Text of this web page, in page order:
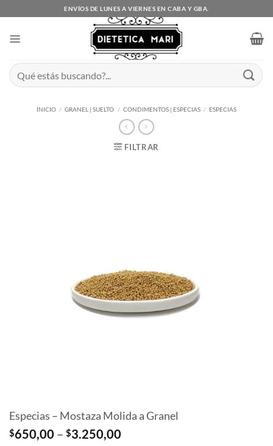
al
ENVÍOS DE LUNES A VIERNES EN CABA Y GBA.
Buscar
por:
INICIO / GRANEL | SUELTO / CONDIMENTOS | ESPECIAS / ESPECIAS
FILTRAR
Especias – Mostaza Molida a Granel
$650,00 – $3.250,00